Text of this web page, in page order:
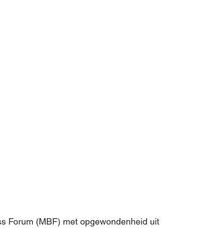
Forum (MBF) met opgewondenheid uit